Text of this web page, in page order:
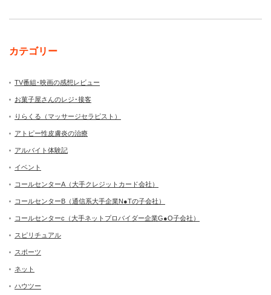
カテゴリー
TV番組･映画の感想レビュー
お菓子屋さんのレジ･接客
りらくる（マッサージセラピスト）
アトピー性皮膚炎の治療
アルバイト体験記
イベント
コールセンターA（大手クレジットカード会社）
コールセンターB（通信系大手企業N●Tの子会社）
コールセンターc（大手ネットプロバイダー企業G●O子会社）
スピリチュアル
スポーツ
ネット
ハウツー